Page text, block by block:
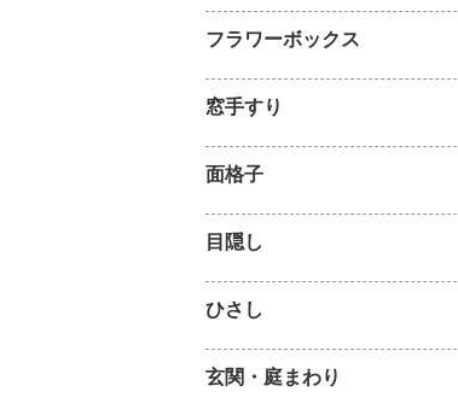
フラワーボックス
窓手すり
面格子
目隠し
ひさし
玄関・庭まわり